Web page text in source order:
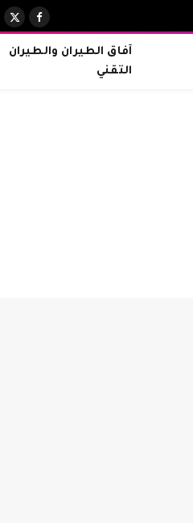
فيسبوك
X
آفاق الطيران والطيران
التقني